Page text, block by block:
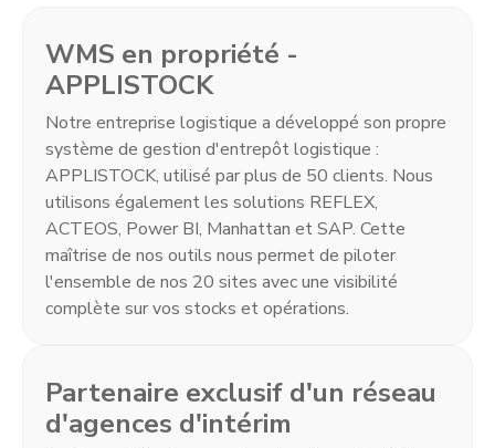
WMS en propriété -
APPLISTOCK
Notre entreprise logistique a développé son propre
système de gestion d'entrepôt logistique :
APPLISTOCK, utilisé par plus de 50 clients. Nous
utilisons également les solutions REFLEX,
ACTEOS, Power BI, Manhattan et SAP. Cette
maîtrise de nos outils nous permet de piloter
l'ensemble de nos 20 sites avec une visibilité
complète sur vos stocks et opérations.
Partenaire exclusif d'un réseau
d'agences d'intérim